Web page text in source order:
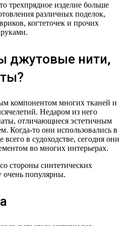
трехпрядное изделие больше
различных поделок,
когтеточек и прочих
джутовые нити,
компонентом многих тканей и
Недаром из него
отличающиеся эстетичным
Когда-то они использовались в
в судоходстве, сегодня они
во многих интерьерах.
стороны синтетических
очень популярны.